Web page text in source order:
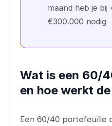
maand heb je
€300.000 nodig
Wat is een 60/
en hoe werkt
Een 60/40 portefeuille